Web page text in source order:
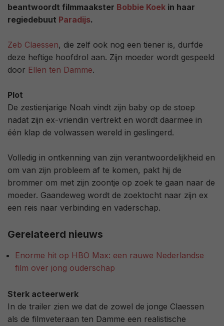
beantwoordt filmmaakster Bobbie Koek in haar
regiedebuut Paradijs.
Zeb Claessen, die zelf ook nog een tiener is, durfde
deze heftige hoofdrol aan. Zijn moeder wordt gespeeld
door Ellen ten Damme.
Plot
De zestienjarige Noah vindt zijn baby op de stoep
nadat zijn ex-vriendin vertrekt en wordt daarmee in
één klap de volwassen wereld in geslingerd.
Volledig in ontkenning van zijn verantwoordelijkheid en
om van zijn probleem af te komen, pakt hij de
brommer om met zijn zoontje op zoek te gaan naar de
moeder. Gaandeweg wordt de zoektocht naar zijn ex
een reis naar verbinding en vaderschap.
Gerelateerd nieuws
Enorme hit op HBO Max: een rauwe Nederlandse
film over jong ouderschap
Sterk acteerwerk
In de trailer zien we dat de zowel de jonge Claessen
als de filmveteraan ten Damme een realistische